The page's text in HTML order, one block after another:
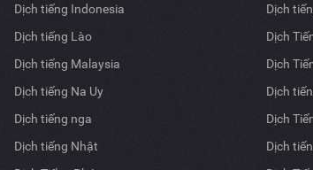
Dịch tiếng Indonesia
Dịch tiếng Lào
Dịch tiếng Malaysia
Dịch tiếng Na Uy
Dịch tiếng nga
Dịch tiếng Nhật
Dịch
Dịch
Dịch
Dịch
Dịch
Dịch